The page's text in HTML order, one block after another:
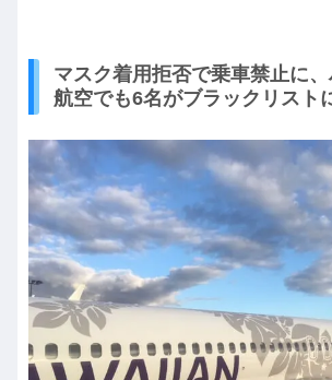
マスク着用拒否で乗車禁止に
航空でも6名がブラックリスト